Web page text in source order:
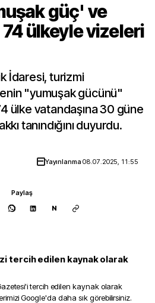
güç' ve
ülkeyle vizeleri
İdaresi, turizmi
"yumuşak gücünü"
ülke vatandaşına 30 güne
tanındığını duyurdu.
Yayınlanma08.07.2025, 11:55
Paylaş
N
tercih edilen kaynak olarak
'i tercih edilen kaynak olarak
Google'da daha sık görebilirsiniz.